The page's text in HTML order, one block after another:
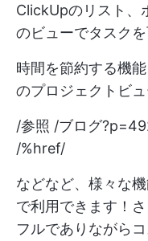
ClickUpのリスト、
のビューでタスク
時間を節約する機
のプロジェクトビ
/参照 /ブログ
/%href/
などなど、様々な
で利用できます！
フルでありながら